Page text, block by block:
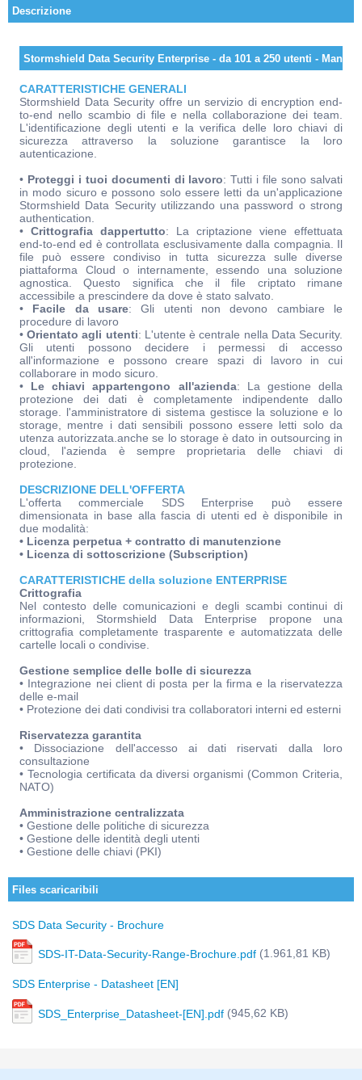
Descrizione
Stormshield Data Security Enterprise - da 101 a 250 utenti -
CARATTERISTICHE GENERALI
Stormshield Data Security offre un servizio di encryption end-
to-end nello scambio di file e nella collaborazione dei team.
L'identificazione degli utenti e la verifica delle loro chiavi di
sicurezza attraverso la soluzione garantisce la loro
autenticazione.
• Proteggi i tuoi documenti di lavoro: Tutti i file sono salvati
in modo sicuro e possono solo essere letti da un'applicazione
Stormshield Data Security utilizzando una password o strong
authentication.
• Crittografia dappertutto: La criptazione viene effettuata
end-to-end ed è controllata esclusivamente dalla compagnia. Il
file può essere condiviso in tutta sicurezza sulle diverse
piattaforma Cloud o internamente, essendo una soluzione
agnostica. Questo significa che il file criptato rimane
accessibile a prescindere da dove è stato salvato.
• Facile da usare: Gli utenti non devono cambiare le
procedure di lavoro
•Orientato agli utenti: L'utente è centrale nella Data Security.
Gli utenti possono decidere i permessi di accesso
all'informazione e possono creare spazi di lavoro in cui
collaborare in modo sicuro.
• Le chiavi appartengono all'azienda: La gestione della
protezione dei dati è completamente indipendente dallo
storage. l'amministratore di sistema gestisce la soluzione e lo
storage, mentre i dati sensibili possono essere letti solo da
utenza autorizzata.anche se lo storage è dato in outsourcing in
cloud, l'azienda è sempre proprietaria delle chiavi di
protezione.
DESCRIZIONE DELL'OFFERTA
L'offerta commerciale SDS Enterprise può essere
dimensionata in base alla fascia di utenti ed è disponibile in
due modalità:
• Licenza perpetua + contratto di manutenzione
• Licenza di sottoscrizione (Subscription)
CARATTERISTICHE della soluzione ENTERPRISE
Crittografia
Nel contesto delle comunicazioni e degli scambi continui di
informazioni, Stormshield Data Enterprise propone una
crittografia completamente trasparente e automatizzata delle
cartelle locali o condivise.
Gestione semplice delle bolle di sicurezza
• Integrazione nei client di posta per la firma e la riservatezza
delle e-mail
• Protezione dei dati condivisi tra collaboratori interni ed esterni
Riservatezza garantita
• Dissociazione dell'accesso ai dati riservati dalla loro
consultazione
• Tecnologia certificata da diversi organismi (Common Criteria,
NATO)
Amministrazione centralizzata
• Gestione delle politiche di sicurezza
• Gestione delle identità degli utenti
• Gestione delle chiavi (PKI)
Files scaricaribili
SDS Data Security - Brochure
SDS-IT-Data-Security-Range-Brochure.pdf (1.961,81 KB)
SDS Enterprise - Datasheet [EN]
SDS_Enterprise_Datasheet-[EN].pdf (945,62 KB)